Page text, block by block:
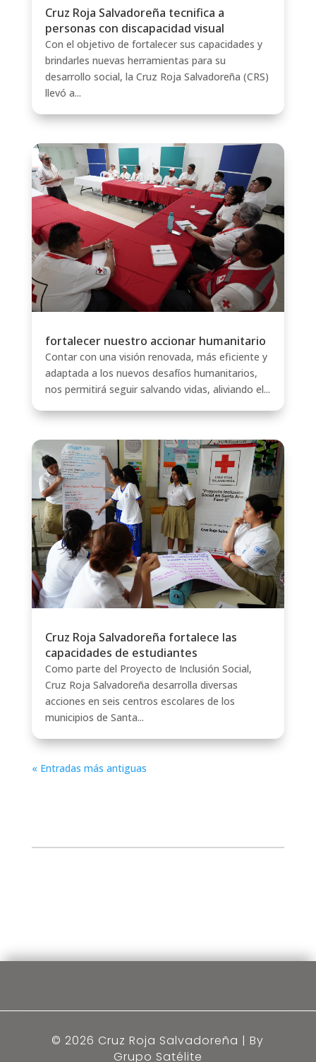
Cruz Roja Salvadoreña tecnifica a
personas con discapacidad visual
Con el objetivo de fortalecer sus capacidades y
brindarles nuevas herramientas para su
desarrollo social, la Cruz Roja Salvadoreña (CRS)
llevó a...
fortalecer nuestro accionar humanitario
Contar con una visión renovada, más eficiente y
adaptada a los nuevos desafíos humanitarios,
nos permitirá seguir salvando vidas, aliviando el...
Cruz Roja Salvadoreña fortalece las
capacidades de estudiantes
Como parte del Proyecto de Inclusión Social,
Cruz Roja Salvadoreña desarrolla diversas
acciones en seis centros escolares de los
municipios de Santa...
« Entradas más antiguas
© 2026 Cruz Roja Salvadoreña | By
Grupo Satélite